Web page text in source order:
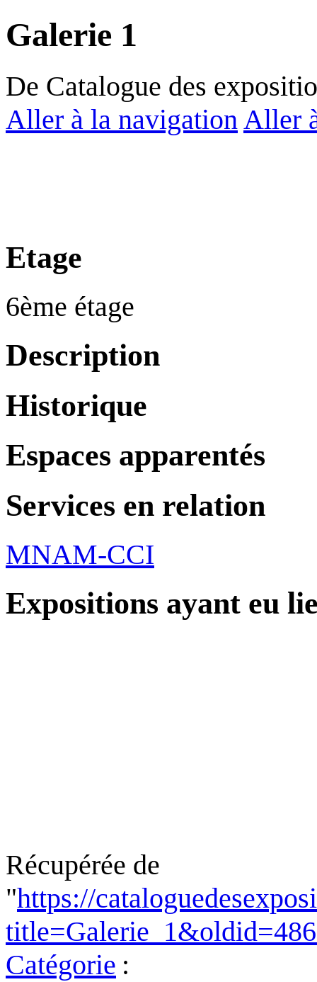
Galerie 1
De Catalogue des
Aller à la navigation Aller
Etage
6ème étage
Description
Historique
Espaces apparentés
Services en relation
MNAM-CCI
Expositions ayant eu
Récupérée de
"https://
Catégorie :